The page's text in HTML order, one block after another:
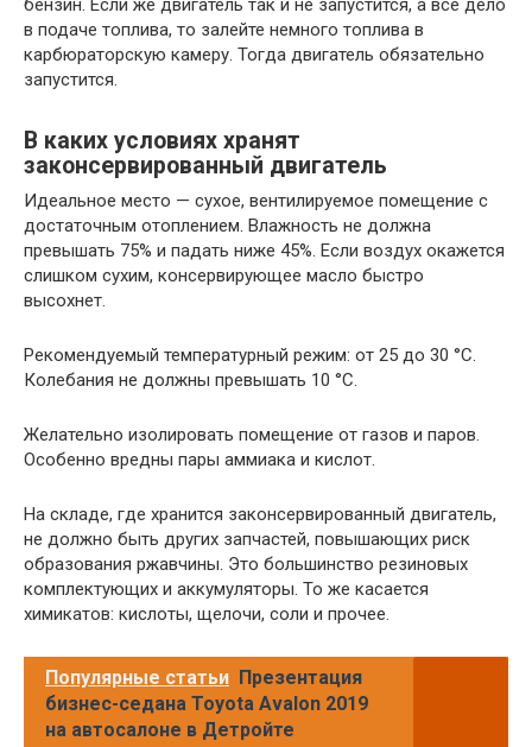
бензин. Если же двигатель так и не запустится, а все дело
в подаче топлива, то залейте немного топлива в
карбюраторскую камеру. Тогда двигатель обязательно
запустится.
В каких условиях хранят
законсервированный двигатель
Идеальное место — сухое, вентилируемое помещение с
достаточным отоплением. Влажность не должна
превышать 75% и падать ниже 45%. Если воздух окажется
слишком сухим, консервирующее масло быстро
высохнет.
Рекомендуемый температурный режим: от 25 до 30 °C.
Колебания не должны превышать 10 °C.
Желательно изолировать помещение от газов и паров.
Особенно вредны пары аммиака и кислот.
На складе, где хранится законсервированный двигатель,
не должно быть других запчастей, повышающих риск
образования ржавчины. Это большинство резиновых
комплектующих и аккумуляторы. То же касается
химикатов: кислоты, щелочи, соли и прочее.
Популярные статьи Презентация
бизнес-седана Toyota Avalon 2019
на автосалоне в Детройте